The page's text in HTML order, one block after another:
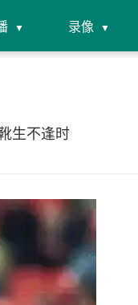
录像
生不逢时